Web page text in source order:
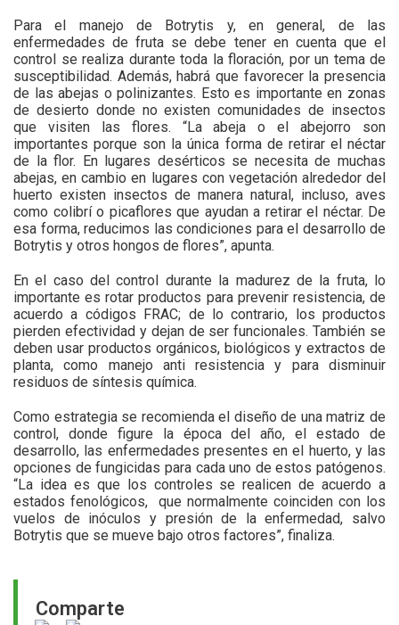
Comparte
Para el manejo de Botrytis y, en general, de las
enfermedades de fruta se debe tener en cuenta que el
control se realiza durante toda la floración, por un tema de
susceptibilidad. Además, habrá que favorecer la presencia
de las abejas o polinizantes. Esto es importante en zonas
de desierto donde no existen comunidades de insectos
que visiten las flores. “La abeja o el abejorro son
importantes porque son la única forma de retirar el néctar
de la flor. En lugares desérticos se necesita de muchas
abejas, en cambio en lugares con vegetación alrededor del
huerto existen insectos de manera natural, incluso, aves
como colibrí o picaflores que ayudan a retirar el néctar. De
esa forma, reducimos las condiciones para el desarrollo de
Botrytis y otros hongos de flores”, apunta.
En el caso del control durante la madurez de la fruta, lo
importante es rotar productos para prevenir resistencia, de
acuerdo a códigos FRAC; de lo contrario, los productos
pierden efectividad y dejan de ser funcionales. También se
deben usar productos orgánicos, biológicos y extractos de
planta, como manejo anti resistencia y para disminuir
residuos de síntesis química.
Como estrategia se recomienda el diseño de una matriz de
control, donde figure la época del año, el estado de
desarrollo, las enfermedades presentes en el huerto, y las
opciones de fungicidas para cada uno de estos patógenos.
“La idea es que los controles se realicen de acuerdo a
estados fenológicos, que normalmente coinciden con los
vuelos de inóculos y presión de la enfermedad, salvo
Botrytis que se mueve bajo otros factores”, finaliza.